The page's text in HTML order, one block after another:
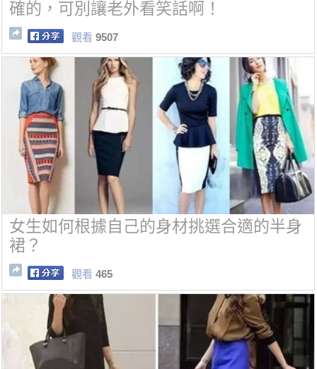
確的，可別讓老外看笑話啊！
觀看 9507
女生如何根據自己的身材挑選合適的半身
裙？
觀看 465